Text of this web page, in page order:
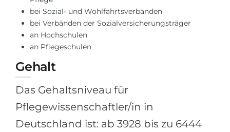
bei Sozial- und Wohlfahrtsverbänden
bei Verbänden der Sozialversicherungsträger
an Hochschulen
an Pflegeschulen
Gehalt
Das Gehaltsniveau für
Pflegewissenschaftler/in in
Deutschland ist: ab 3928 bis zu 6444